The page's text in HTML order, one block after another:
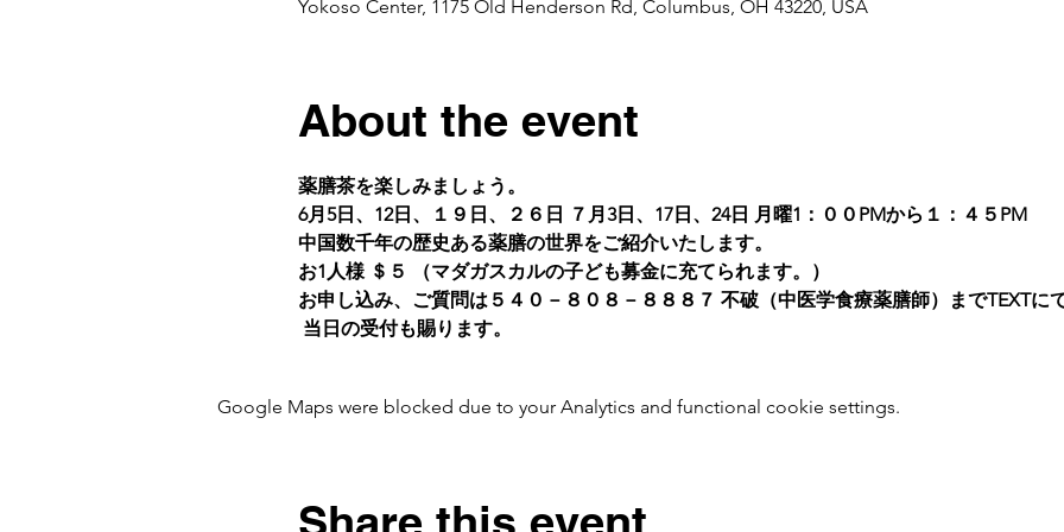
Yokoso Center, 1175 Old Henderson Rd, Columbus, OH 43220, USA
About the event
薬膳茶を楽しみましょう。
6月5日、12日、１９日、２６日 ７月3日、17日、24日 月曜1：００PMから１：４５PM
中国数千年の歴史ある薬膳の世界をご紹介いたします。
お1人様 ＄５ （マダガスカルの子ども募金に充てられます。）
お申し込み、ご質問は５４０－８０８－８８８７ 不破（中医学食療薬膳師）までTEXTに
当日の受付も賜ります。
Google Maps were blocked due to your Analytics and functional cookie settings.